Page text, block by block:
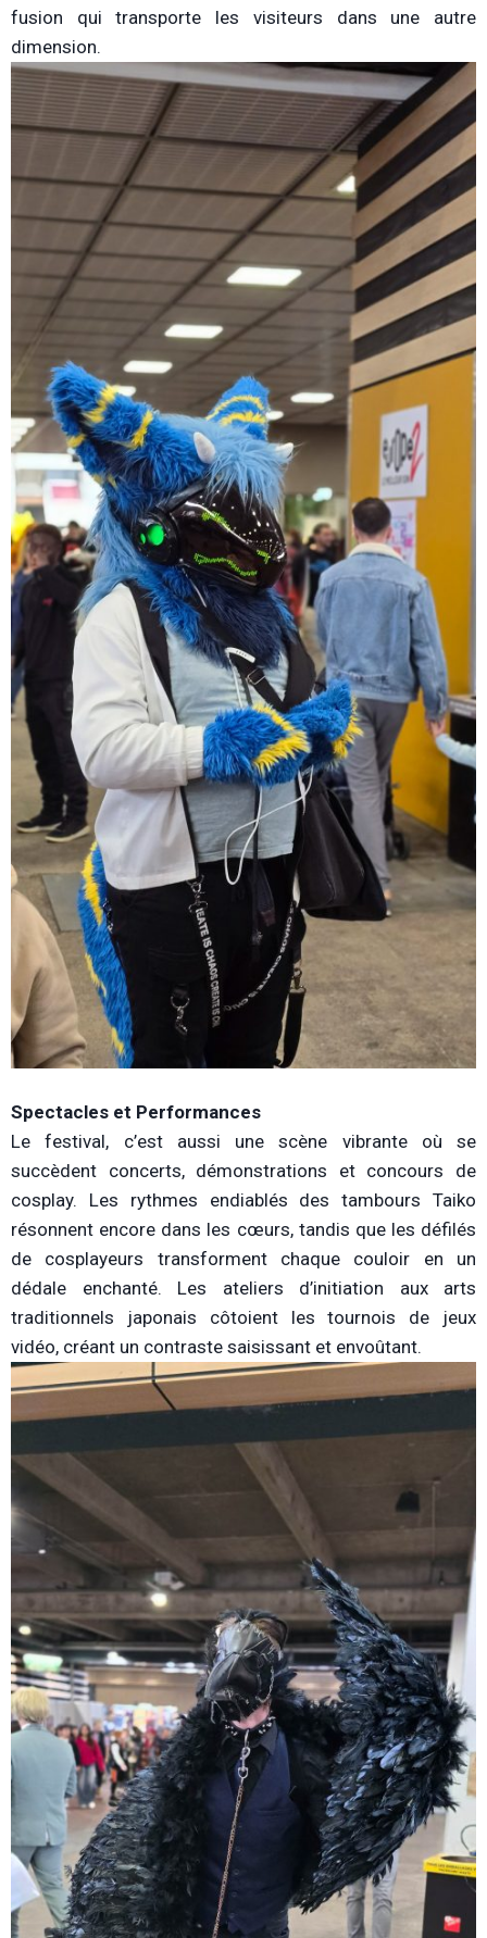
fusion qui transporte les visiteurs dans une autre
dimension.
Spectacles et Performances
Le festival, c’est aussi une scène vibrante où se
succèdent concerts, démonstrations et concours de
cosplay. Les rythmes endiablés des tambours Taiko
résonnent encore dans les cœurs, tandis que les défilés
de cosplayeurs transforment chaque couloir en un
dédale enchanté. Les ateliers d’initiation aux arts
traditionnels japonais côtoient les tournois de jeux
vidéo, créant un contraste saisissant et envoûtant.